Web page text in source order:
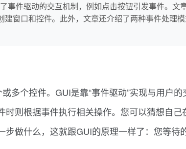
件驱动的交互机制，例如点击按钮引发事件。文
窗口和控件。此外，文章还介绍了两种事件处理
多个控件。GUI是靠“事件驱动”实现与用户
则根据事件执行相关操作。您可以猜想自
做什么，这就跟GUI的原理一样了：您等待